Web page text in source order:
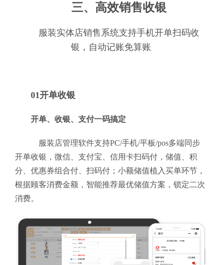
三、高效销售收银
服装实体店销售系统支持手机开单扫码收
银，自动记账免算账
01开单收银
开单、收银、支付一码搞定
服装店管理软件支持PC/手机/平板/pos多端同步
开单收银，微信、支付宝、信用卡扫码付，储值、积
分、优惠券组合付、扫码付；小额储值植入买单环节，
根据顾客消费金额，智能推荐最优储值方案，锁定二次
消费。